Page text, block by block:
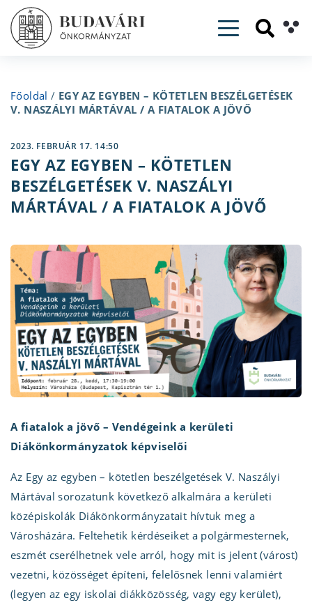
Toggle
Főoldal / EGY AZ EGYBEN – KÖTETLEN BESZÉLGETÉSEK
V. NASZÁLYI MÁRTÁVAL / A FIATALOK A JÖVŐ
2023. FEBRUÁR 17. 14:50
EGY AZ EGYBEN – KÖTETLEN
BESZÉLGETÉSEK V. NASZÁLYI
MÁRTÁVAL / A FIATALOK A JÖVŐ
A fiatalok a jövő – Vendégeink a kerületi
Diákönkormányzatok képviselői
Az Egy az egyben – kötetlen beszélgetések V. Naszályi
Mártával sorozatunk következő alkalmára a kerületi
középiskolák Diákönkormányzatait hívtuk meg a
Városházára. Feltehetik kérdéseiket a polgármesternek,
eszmét cserélhetnek vele arról, hogy mit is jelent (várost)
vezetni, közösséget építeni, felelősnek lenni valamiért
(legyen az egy iskolai diákközösség, vagy egy kerület),